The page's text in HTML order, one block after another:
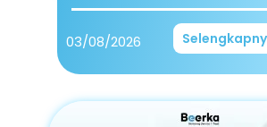
03/08/2026